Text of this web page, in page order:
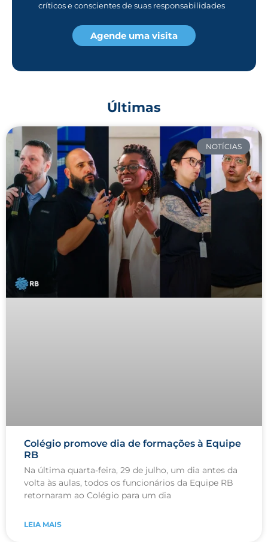
críticos e conscientes de suas responsabilidades
Agende uma visita
Últimas
NOTÍCIAS
Colégio promove dia de formações à Equipe
RB
Na última quarta-feira, 29 de julho, um dia antes da
volta às aulas, todos os funcionários da Equipe RB
retornaram ao Colégio para um dia
LEIA MAIS